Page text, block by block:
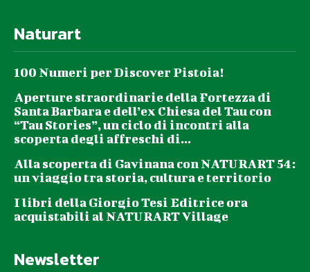
Naturart
100 Numeri per Discover Pistoia!
Aperture straordinarie della Fortezza di
Santa Barbara e dell’ex Chiesa del Tau con
“Tau Stories”, un ciclo di incontri alla
scoperta degli affreschi di...
Alla scoperta di Gavinana con NATURART 54:
un viaggio tra storia, cultura e territorio
I libri della Giorgio Tesi Editrice ora
acquistabili al NATURART Village
Newsletter